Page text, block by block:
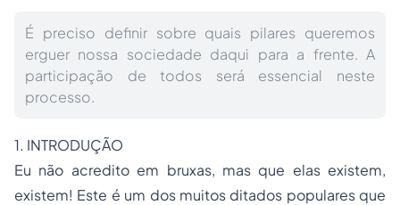
É preciso definir sobre quais pilares queremos
erguer nossa sociedade daqui para a frente. A
participação de todos será essencial neste
processo.
1. INTRODUÇÃO
Eu não acredito em bruxas, mas que elas existem,
existem! Este é um dos muitos ditados populares que